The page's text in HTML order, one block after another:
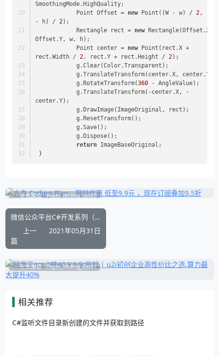
SmoothingMode.HighQuality;
            Point Offset =
new Point((W - w) / 2, (H
- h) / 2);
            Rectangle rect =
new Rectangle(Offset.X,
Offset.Y, w, h);
            Point center =
new Point(rect.X +
rect.Width / 2, rect.Y + rect.Height / 2);
            g.Clear(Color.Transparent);
            g.TranslateTransform(center.X, center.Y);
            g.RotateTransform(
360 - AngleValue);
center.Y);
            g.DrawImage(ImageOriginal, rect);
            g.ResetTransform();
            g.Save();
            g.Dispose();
return ImageBaseOriginal;
}
补充展位 Pages_Weblog_Get#0
微信公众平台C#开发系列（三）：公众平台接入
上一
篇
2021年05月31日
补充展位 Pages_Weblog_Get#1
相关推荐
C#监听文件目录新创建的文件并获取到路径